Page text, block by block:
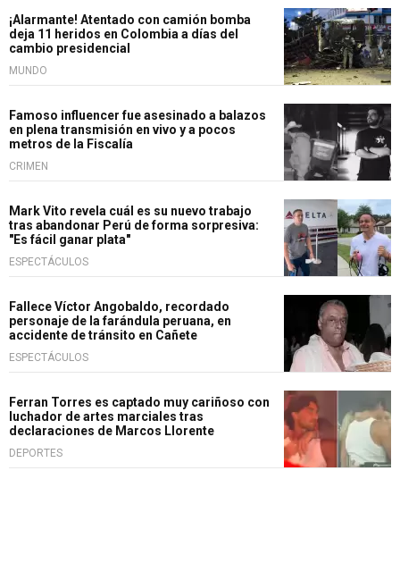
¡Alarmante! Atentado con camión bomba
deja 11 heridos en Colombia a días del
cambio presidencial
MUNDO
Famoso influencer fue asesinado a balazos
en plena transmisión en vivo y a pocos
metros de la Fiscalía
CRIMEN
Mark Vito revela cuál es su nuevo trabajo
tras abandonar Perú de forma sorpresiva:
"Es fácil ganar plata"
ESPECTÁCULOS
Fallece Víctor Angobaldo, recordado
personaje de la farándula peruana, en
accidente de tránsito en Cañete
ESPECTÁCULOS
Ferran Torres es captado muy cariñoso con
luchador de artes marciales tras
declaraciones de Marcos Llorente
DEPORTES